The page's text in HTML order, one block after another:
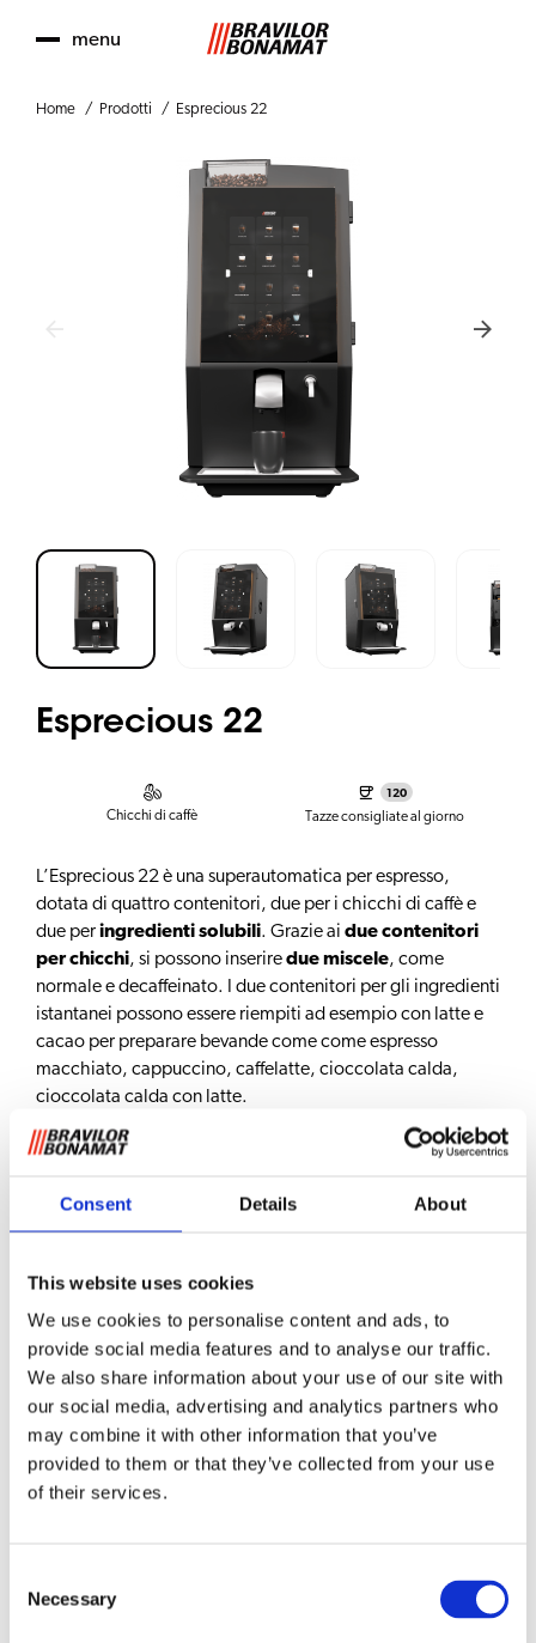
Consent Details About
This website uses cookies
We use cookies to personalise content and ads, to
provide social media features and to analyse our traffic.
We also share information about your use of our site with
our social media, advertising and analytics partners who
may combine it with other information that you’ve
provided to them or that they’ve collected from your use
of their services.
Selection
Necessary
menu
Home Prodotti Esprecious 22
Esprecious 22
Chicchi di caffè
120
Tazze consigliate al giorno
L’Esprecious 22 è una superautomatica per espresso,
dotata di quattro contenitori, due per i chicchi di caffè e
due peringredienti solubili. Grazie ai due contenitori
per chicchi, si possono inseriredue miscele, come
normale e decaffeinato. I due contenitori per gli ingredienti
istantanei possono essere riempiti ad esempio con latte e
cacao per preparare bevande come come espresso
macchiato, cappuccino, caffelatte, cioccolata calda,
cioccolata calda con latte.
Caratteristiche
tazza):
due macinacaffè integrati
Doppia erogazione
contemporaneamente due tazze
Macinacaffè e sistema di infusione professionali: per
una perfetta macinatura ed estrazione del caffè
Impostazioni regolabilicome: temperatura,
preinfusione, tempo di contatto, rapporto
caffè/acqua, ecc.
Manutenzione semplice e rapida
formazione di calcare
; risultato: meno interventi di